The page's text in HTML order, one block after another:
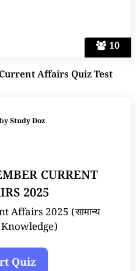
10
Affairs Quiz Test
Study Doz
CURRENT
2025
Affairs 2025 (सामान्य
Knowledge)